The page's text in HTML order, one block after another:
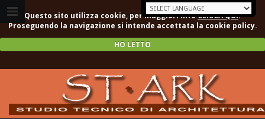
Questo sito utilizza cookie, per maggiori infoCLICCA QUI.
Proseguendo la navigazione si intende accettata la cookie policy.
HO LETTO